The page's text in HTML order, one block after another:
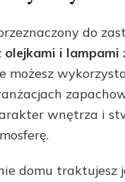
do
olejkami i lampami
możesz
wnętrza i
domu traktujesz